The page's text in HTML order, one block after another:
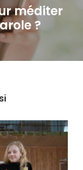
méditer
?